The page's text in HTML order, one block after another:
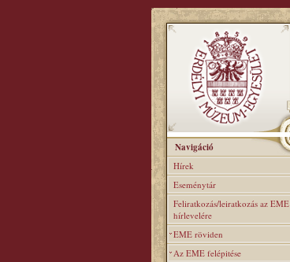
Navigáció
Hírek
Eseménytár
Feliratkozás/leiratkozás az EME
hírlevelére
EME röviden
Az EME felépitése